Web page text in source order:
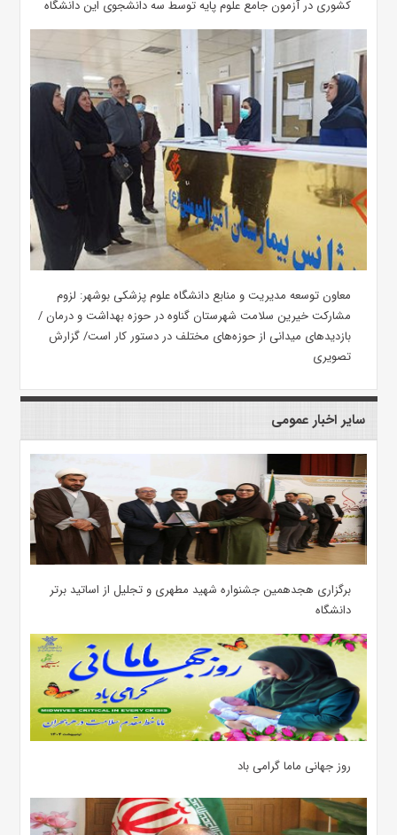
کشوری در آزمون جامع علوم پایه توسط سه دانشجوی این دانشگاه
معاون توسعه مدیریت و منابع دانشگاه علوم پزشکی بوشهر: لزوم
مشارکت خیرین سلامت شهرستان گناوه در حوزه بهداشت و درمان /
بازدیدهای میدانی از حوزه‌های مختلف در دستور کار است/ گزارش
تصویری
سایر اخبار عمومی
برگزاری هجدهمین جشنواره شهید مطهری و تجلیل از اساتید برتر
دانشگاه
روز جهانی ماما گرامی باد